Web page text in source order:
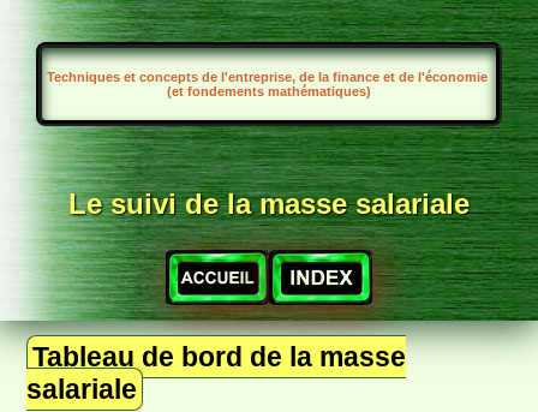
Techniques et concepts de l'entreprise, de la finance et de l'économie
(et fondements mathématiques)
Le suivi de la masse salariale
Tableau de bord de la masse
salariale